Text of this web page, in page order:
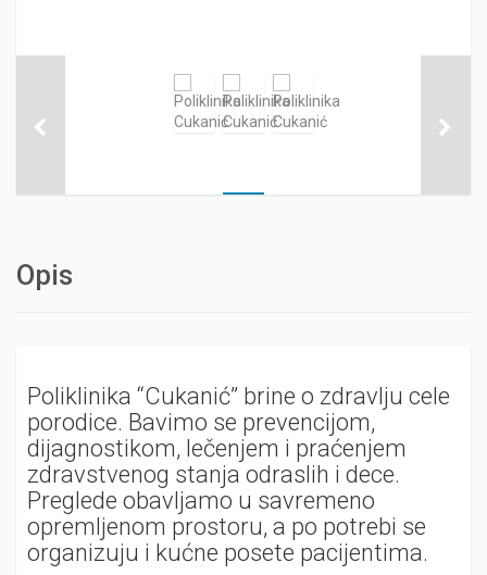
Opis
Poliklinika “Cukanić” brine o zdravlju cele
porodice. Bavimo se prevencijom,
dijagnostikom, lečenjem i praćenjem
zdravstvenog stanja odraslih i dece.
Preglede obavljamo u savremeno
opremljenom prostoru, a po potrebi se
organizuju i kućne posete pacijentima.